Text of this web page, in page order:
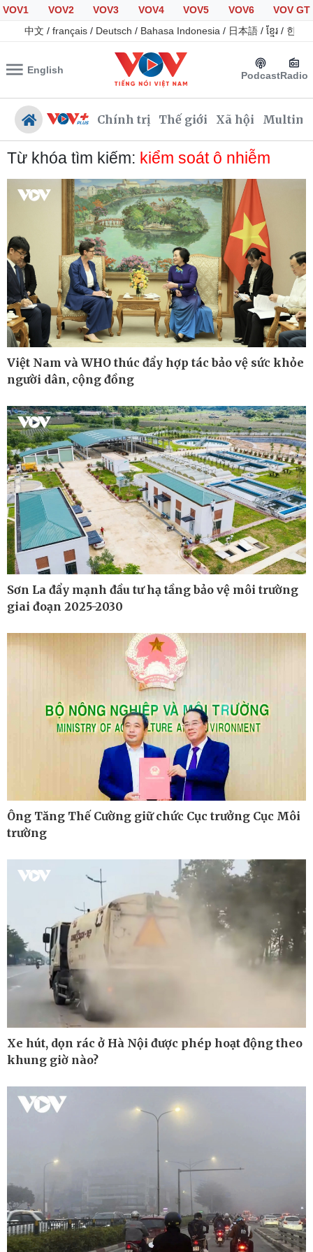
VOV1 VOV2 VOV3 VOV4 VOV5 VOV6
VOV GT
中文 / français / Deutsch / Bahasa Indonesia / 日本語 / ខ្មែរ / 한국
English PodcastRadio
Chính trị Thế giới Xã hội
Chính trị
Tổ chức nhân sự
Quốc hội
Nhận diện sự thật
Xã hội
Tin 24h
Giáo dục
Dự báo thời tiết
Dấu ấn VOV
Việc làm
Biển đảo
Thế giới
Quan sát
Cuộc sống đó đây
Hồ sơ
Multimedia
Ảnh
Video
E-Magazine
Infographic
Kinh tế
Bất động sản
Khởi nghiệp
Thị trường
Giá vàng
Chứng khoán
Giá cà phê
Pháp luật
Tư vấn luật
Thể thao
Bóng đá Việt Nam
Thế giới thể thao
Lịch thi đấu bóng đá
eSports
Hậu trường
Từ khóa tìm kiếm: kiểm soát ô nhiễm
Việt Nam và WHO thúc đẩy hợp tác bảo vệ sức khỏe
người dân, cộng đồng
Sơn La đẩy mạnh đầu tư hạ tầng bảo vệ môi trường
giai đoạn 2025-2030
Ông Tăng Thế Cường giữ chức Cục trưởng Cục Môi
trường
Xe hút, dọn rác ở Hà Nội được phép hoạt động theo
khung giờ nào?